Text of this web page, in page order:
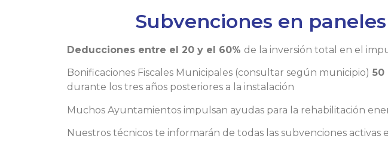
Subvenciones en
Deducciones entre el 20 y el 60% de la inversión total en el
Bonificaciones Fiscales Municipales (consultar según municipio) 50
durante los tres años posteriores a la instalación
Muchos Ayuntamientos impulsan ayudas para la rehabilitación
Nuestros técnicos te informarán de todas las subvenciones